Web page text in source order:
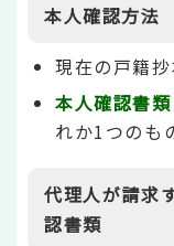
本人確認方法
現在の戸籍
本人確認書類
れか1つのも
代理人が請求
認書類